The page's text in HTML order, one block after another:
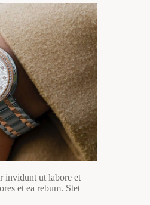
invidunt ut labore et
et ea rebum. Stet